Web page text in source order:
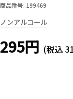
商品番号: 199469
ノンアルコール
295円 (税込